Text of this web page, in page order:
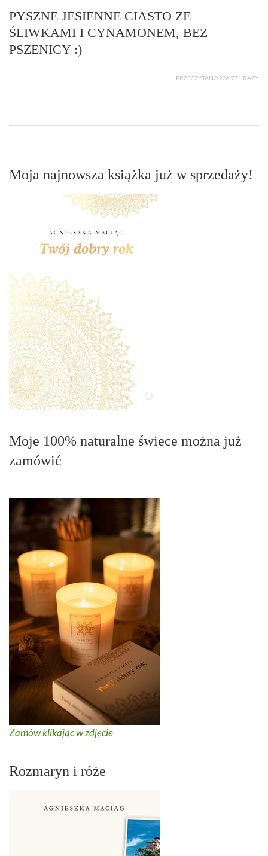
PYSZNE JESIENNE CIASTO ZE
ŚLIWKAMI I CYNAMONEM, BEZ
PSZENICY :)
PRZECZYTANO 226 771 RAZY
Moja najnowsza książka już w sprzedaży!
Moje 100% naturalne świece można już
zamówić
Zamów klikając w zdjęcie
Rozmaryn i róże